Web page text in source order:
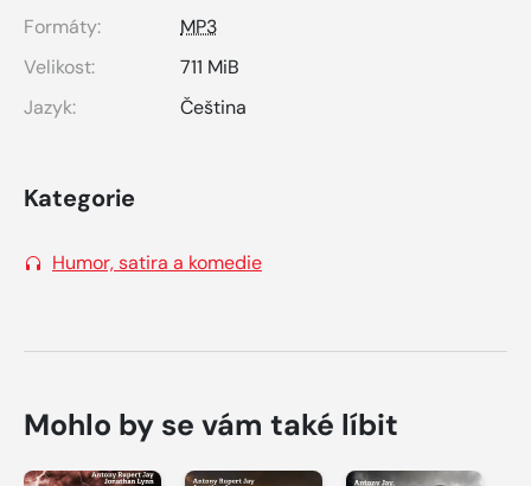
Formáty:
MP3
Velikost:
711 MiB
Jazyk:
Čeština
Kategorie
Humor, satira a komedie
Mohlo by se vám také líbit